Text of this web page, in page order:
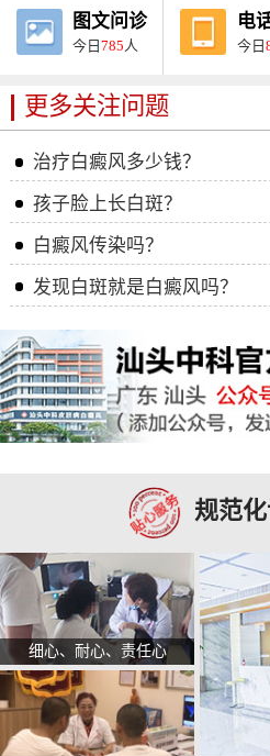
图文问诊
今日785 人
电
今日
更多关注问题
治疗白癜风多少钱？
孩子脸上长白斑？
白癜风传染吗？
发现白斑就是白癜风吗？
规范
细心、耐心、责任心